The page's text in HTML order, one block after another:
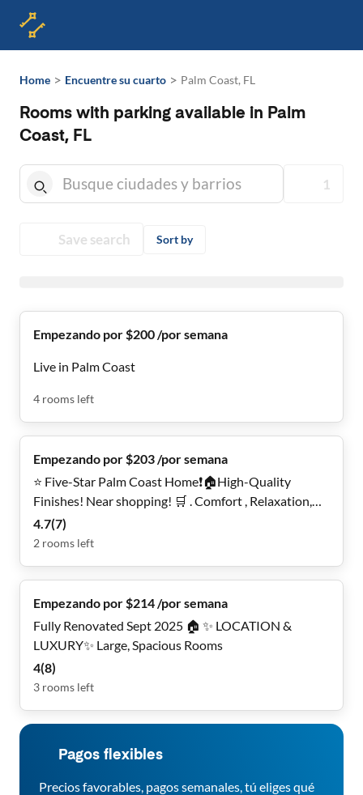
Home > Encuentre su cuarto > Palm Coast, FL
Rooms with parking available in Palm
Coast, FL
1
Save search Sort by
Empezando por $200 /por semana
Live in Palm Coast
4 rooms left
Empezando por $203 /por semana
⭐ Five-Star Palm Coast Home❗🏠High-Quality
Finishes! Near shopping! 🛒 . Comfort , Relaxation,
4.7(7)
2 rooms left
Empezando por $214 /por semana
Fully Renovated Sept 2025 🏠 ✨ LOCATION &
LUXURY✨ Large, Spacious Rooms
4(8)
3 rooms left
Pagos flexibles
Precios favorables, pagos semanales, tú eliges qué